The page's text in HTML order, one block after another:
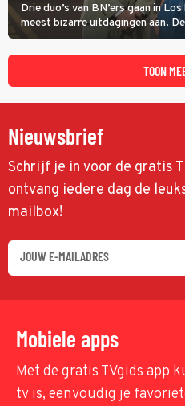
Drie duo’s van BN’ers gaan in
meest bizarre uitdagingen aan.
onderlinge finale. Met in deze
Nabil Aoulad Ayad en Annick
TOON
Nieuwsbrief
Schrijf je in voor de gratis
ontvang iedere dag de
mailbox!
Mobiele apps
Met de gratis TVgids app
tv is, eenvoudig je